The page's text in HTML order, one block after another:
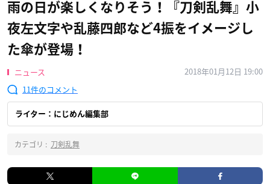
雨の日が楽しくなりそう！『刀剣乱舞』小
夜左文字や乱藤四郎など4振をイメージし
た傘が登場！
ニュース
2018年01月12日 19:00
11
ライター：にじめん編集部
カテゴリ : 刀剣乱舞